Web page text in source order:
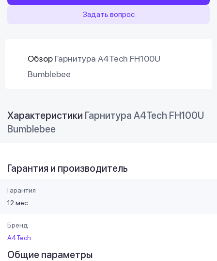
Задать вопрос
Обзор Гарнитура A4Tech FH100U
Bumblebee
Характеристики Гарнитура A4Tech FH100U
Bumblebee
Гарантия и производитель
Гарантия
12 мес
Бренд
A4Tech
Общие параметры